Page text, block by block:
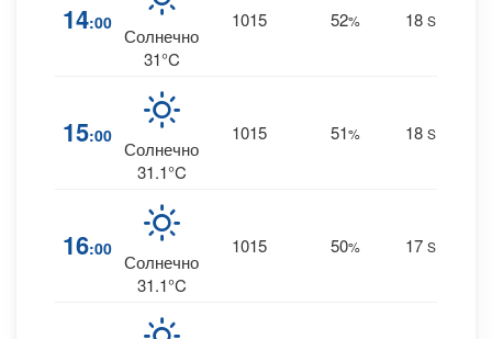
14:00
Солнечно
31°C
1015 52% 18 SE
15:00
Солнечно
31.1°C
1015 51% 18 SE
16:00
Солнечно
31.1°C
1015 50% 17 SE